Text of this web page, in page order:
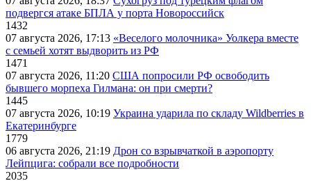
подвергся атаке БПЛА у порта Новороссийск
1432
07 августа 2026, 17:13 «Веселого молочника» Уолкера вместе
с семьей хотят выдворить из РФ
1471
07 августа 2026, 11:20 США попросили РФ освободить
бывшего морпеха Гилмана: он при смерти?
1445
07 августа 2026, 10:19 Украина ударила по складу Wildberries в
Екатеринбурге
1779
06 августа 2026, 21:19 Дрон со взрывчаткой в аэропорту
Лейпцига: собрали все подробности
2035